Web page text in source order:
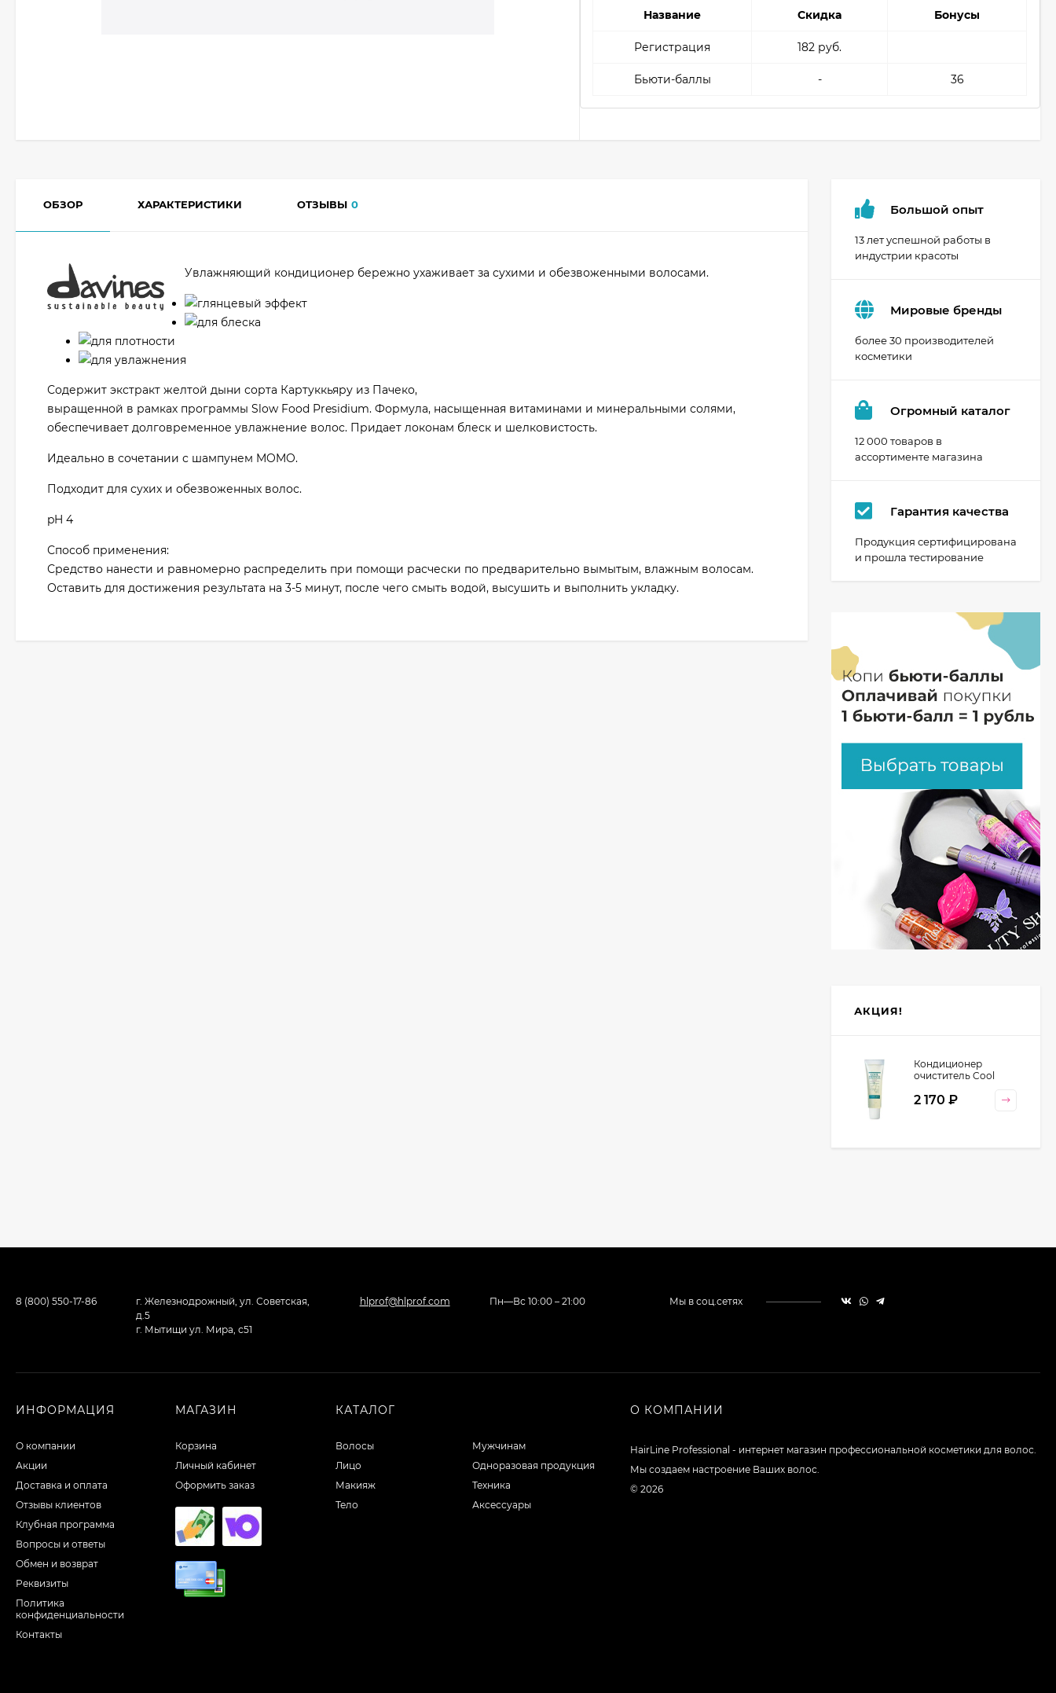
Название Скидка Бонусы
Регистрация 182 руб.
Бьюти-баллы - 36
ОБЗОР ХАРАКТЕРИСТИКИ ОТЗЫВЫ 0
Увлажняющий кондиционер бережно ухаживает за сухими и обезвоженными волосами.
глянцевый эффект
для блеска
для плотности
для увлажнения
Содержит экстракт желтой дыни сорта Картуккьяру из Пачеко,
выращенной в рамках программы Slow Food Presidium. Формула, насыщенная витаминами и минеральными солями,
обеспечивает долговременное увлажнение волос. Придает локонам блеск и шелковистость.
Идеально в сочетании с шампунем MOMO.
Подходит для сухих и обезвоженных волос.
pH 4
Способ применения:
Средство нанести и равномерно распределить при помощи расчески по предварительно вымытым, влажным волосам.
Оставить для достижения результата на 3-5 минут, после чего смыть водой, высушить и выполнить укладку.
Большой опыт
13 лет успешной работы в
индустрии красоты
Мировые бренды
более 30 производителей
косметики
Огромный каталог
12 000 товаров в
ассортименте магазина
Гарантия качества
Продукция сертифицирована
и прошла тестирование
АКЦИЯ!
Кондиционер
очиститель Cool
Cosmetics, 130 гр
2 170 ₽
8 (800) 550-17-86
г. Железнодрожный, ул. Советская,
д.5
г. Мытищи ул. Мира, с51
hlprof@hlprof.com Пн—Вс 10:00 – 21:00 Мы в соц.сетях
ИНФОРМАЦИЯ
О компании
Акции
Доставка и оплата
Отзывы клиентов
Клубная программа
Вопросы и ответы
Обмен и возврат
Реквизиты
Политика
конфиденциальности
Контакты
МАГАЗИН
Корзина
Личный кабинет
Оформить заказ
КАТАЛОГ
Волосы
Лицо
Макияж
Тело
Мужчинам
Одноразовая продукция
Техника
Аксессуары
О КОМПАНИИ
HairLine Professional - интернет магазин профессиональной косметики для волос.
Мы создаем настроение Ваших волос.
© 2026